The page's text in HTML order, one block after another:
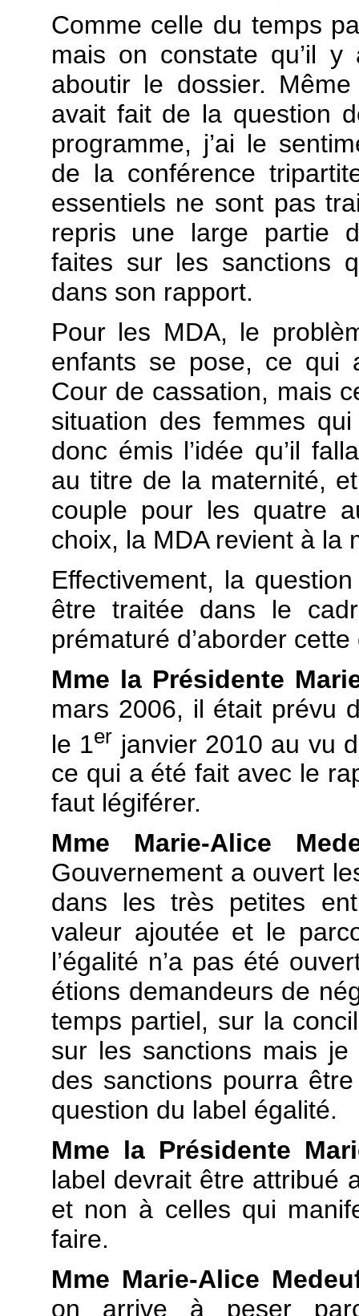
Comme celle du temps
mais on constate qu’il
aboutir le dossier.
avait fait de la question
programme, j’ai le
de la conférence
essentiels ne sont pas
repris une large partie
faites sur les sanctions
dans son rapport.
Pour les MDA, le
enfants se pose, ce qui
Cour de cassation, mais
situation des femmes
donc émis l’idée qu’il
au titre de la maternité,
couple pour les quatre
choix, la MDA revient à la
Effectivement, la
être traitée dans le
prématuré d’aborder
Mme la Présidente
mars 2006, il était prévu
le 1er janvier 2010 au vu
ce qui a été fait avec le
faut légiférer.
Mme Marie-Alice
Gouvernement a ouvert
dans les très petites
valeur ajoutée et le
l’égalité n’a pas été
étions demandeurs de
temps partiel, sur la
sur les sanctions mais
des sanctions pourra
question du label égalité.
Mme la Présidente
label devrait être attribué
et non à celles qui
faire.
Mme Marie-Alice
on arrive à peser